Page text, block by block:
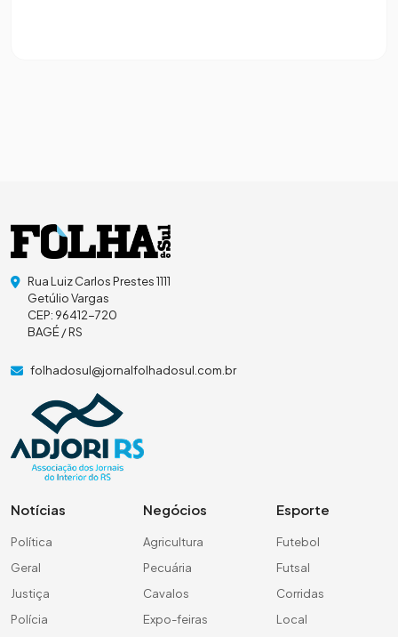
Rua Luiz Carlos Prestes 1111
Getúlio Vargas
CEP: 96412-720
BAGÉ / RS
folhadosul@jornalfolhadosul.com.br
Notícias
Política
Geral
Justiça
Polícia
Negócios
Agricultura
Pecuária
Cavalos
Expo-feiras
Esporte
Futebol
Futsal
Corridas
Local